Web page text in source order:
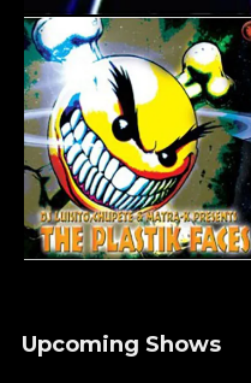
Upcoming Shows